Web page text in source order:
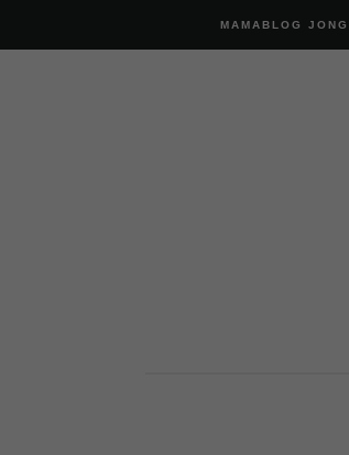
MAMABLOG